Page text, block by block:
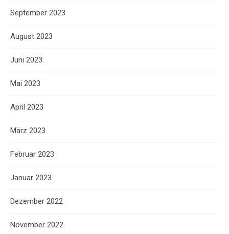
September 2023
August 2023
Juni 2023
Mai 2023
April 2023
März 2023
Februar 2023
Januar 2023
Dezember 2022
November 2022